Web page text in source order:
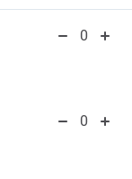
0
0